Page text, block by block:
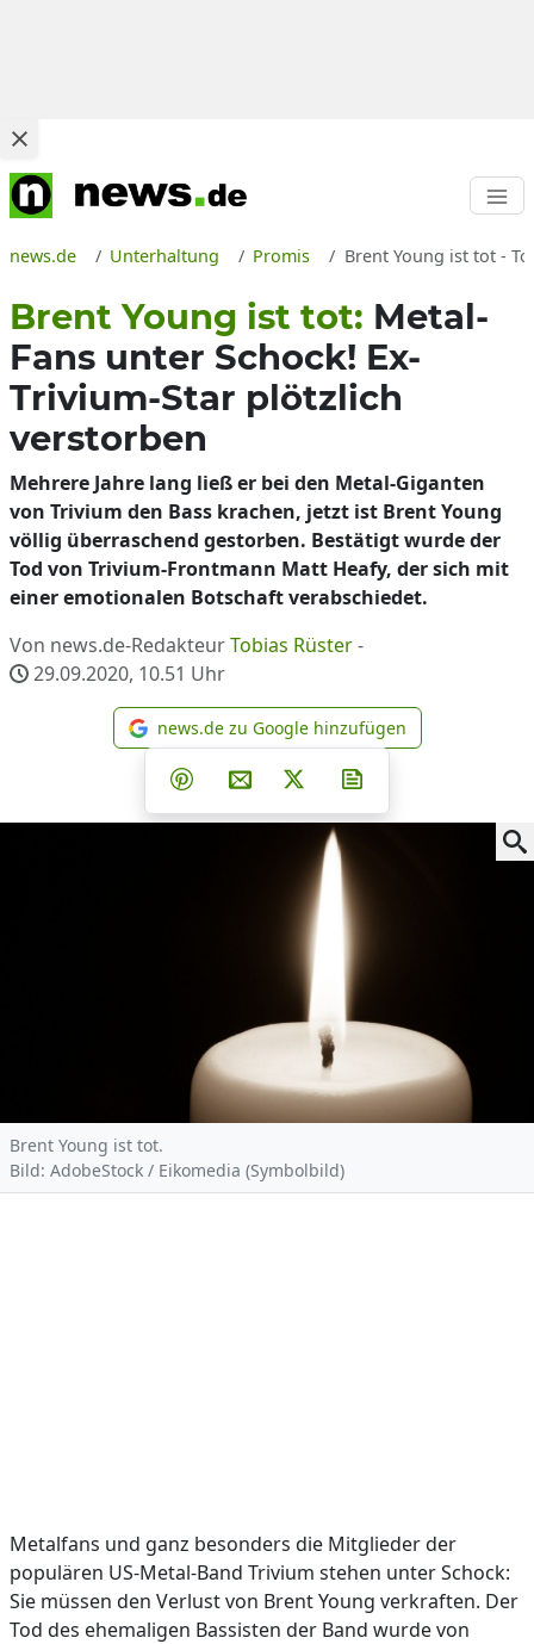
news.de Unterhaltung Promis Brent Young ist tot -
Brent Young ist tot: Metal-
Fans unter Schock! Ex-
Trivium-Star plötzlich
verstorben
Mehrere Jahre lang ließ er bei den Metal-Giganten
von Trivium den Bass krachen, jetzt ist Brent Young
völlig überraschend gestorben. Bestätigt wurde der
Tod von Trivium-Frontmann Matt Heafy, der sich mit
einer emotionalen Botschaft verabschiedet.
Von news.de-RedakteurTobias Rüster-
29.09.2020, 10.51 Uhr
news.de zu Google
news.de zu Google hinzufügen
Teilen auf Facebook
Teilen auf Whatsapp
Teilen auf Telegram
Teilen auf Pinterest
Per E-Mail teilen
Post auf X
Brent Young ist tot.
Bild: AdobeStock / Eikomedia (Symbolbild)
Metalfans und ganz besonders die Mitglieder der
populären US-Metal-Band Trivium stehen unter Schock:
Sie müssen den Verlust von Brent Young verkraften. Der
Tod des ehemaligen Bassisten der Band wurde von